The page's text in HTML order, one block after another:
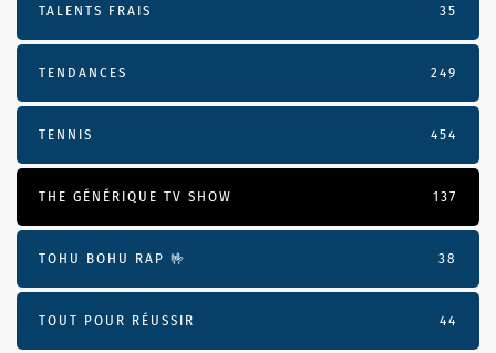
TALENTS FRAIS 35
TENDANCES 249
TENNIS 454
THE GÉNÉRIQUE TV SHOW 137
TOHU BOHU RAP 🤟 38
TOUT POUR RÉUSSIR 44